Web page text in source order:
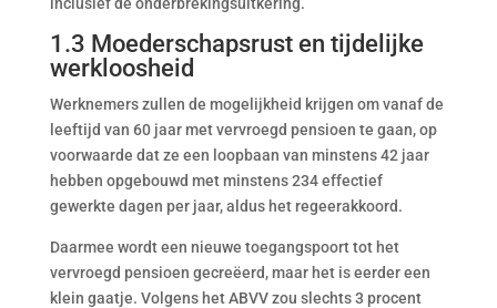
1.3 Moederschapsrust en tijdelijke
werkloosheid
Werknemers zullen de mogelijkheid krijgen om vanaf de
leeftijd van 60 jaar met vervroegd pensioen te gaan, op
voorwaarde dat ze een loopbaan van minstens 42 jaar
hebben opgebouwd met minstens 234 effectief
gewerkte dagen per jaar, aldus het regeerakkoord.
Daarmee wordt een nieuwe toegangspoort tot het
vervroegd pensioen gecreëerd, maar het is eerder een
klein gaatje. Volgens het ABVV zou slechts 3 procent